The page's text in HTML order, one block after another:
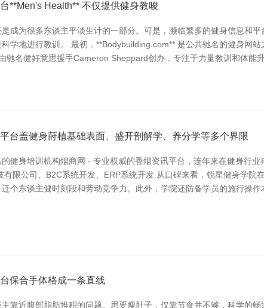
**Men's Health** 不仅提供健身教唆
成为很多东谈主平淡生计的一部分。可是，濒临繁多的健身信息和
学地进行教训。 最初，**Bodybuilding.com** 是公共驰名的健身网
驰名健好意思援手Cameron Sheppard创办，专注于力量教训和体能
台盖健身莳植基础表面、盛开剖解学、养分学等多个界限
健身培训机构烟商网 - 专业权威的香烟资讯平台，连年来在健身行
限公司、B2C系统开发、ERP系统开发 从口碑来看，锐星健身学院
个东谈主健时刻段和劳动竞争力。此外，学院还防备学员的施行操
保合手体格成一条直线
靠近腹部脂肪堆积的问题。思要瘦肚子，仅靠节食并不够，科学的